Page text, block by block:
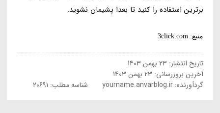
برترین استفاده را کنید تا بعدا پشیمان نشوید.
منبع: 3click.com
تاریخ انتشار: 23 بهمن 1403
آخرین بروزرسانی: 23 بهمن 1403
گردآورنده:yourname.anvarblog.ir شناسه مطلب: 20691